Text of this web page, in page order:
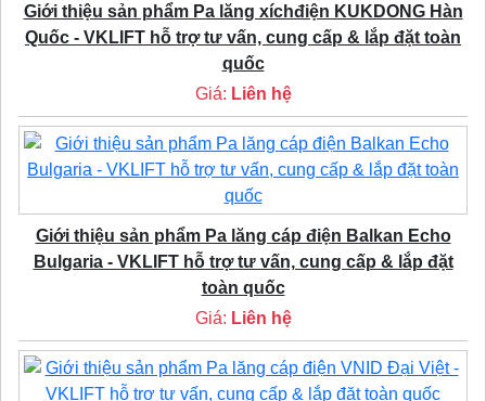
Giới thiệu sản phẩm Pa lăng xíchđiện KUKDONG Hàn
Quốc - VKLIFT hỗ trợ tư vấn, cung cấp & lắp đặt toàn
quốc
Giá: Liên hệ
Giới thiệu sản phẩm Pa lăng cáp điện Balkan Echo
Bulgaria - VKLIFT hỗ trợ tư vấn, cung cấp & lắp đặt
toàn quốc
Giá: Liên hệ